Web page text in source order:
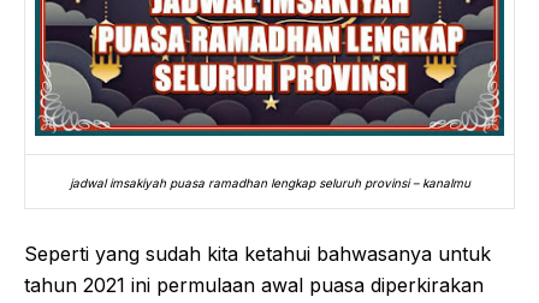
jadwal imsakiyah puasa ramadhan lengkap seluruh provinsi – kanalmu
Seperti yang sudah kita ketahui bahwasanya untuk
tahun 2021 ini permulaan awal puasa diperkirakan